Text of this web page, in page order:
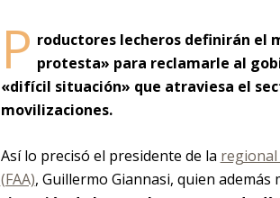
P roductores lecheros definirán el
protesta» para reclamarle al
«difícil situación» que atraviesa el
movilizaciones.
Así lo precisó el presidente de la regional
(FAA), Guillermo Giannasi, quien